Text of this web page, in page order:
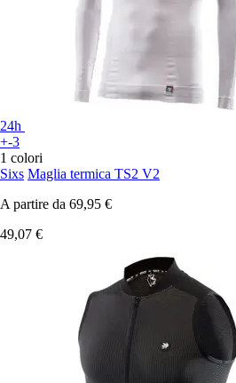
24h
+-3
1 colori
Sixs Maglia termica TS2 V2
A partire da 69,95 €
49,07 €